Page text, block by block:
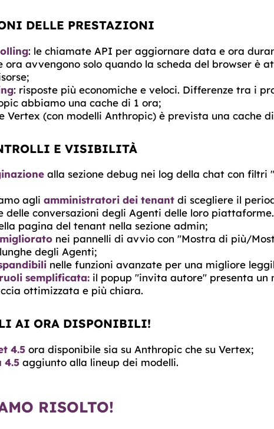
DELLE PRESTAZIONI
: le chiamate API per aggiornare data e ora
ora avvengono solo quando la scheda del browser è
: risposte più economiche e veloci. Differenze tra i
abbiamo una cache di 1 ora;
Vertex (con modelli Anthropic) è prevista una cache
E VISIBILITÀ
alla sezione debug nei log della chat con filtri
agli amministratori dei tenant di scegliere il
delle conversazioni degli Agenti delle loro
pagina del tenant nella sezione admin;
nei pannelli di avvio con "Mostra di più/
degli Agenti;
nelle funzioni avanzate per una migliore
semplificata: il popup "invita autore" presenta un
ottimizzata e più chiara.
AI ORA DISPONIBILI!
4.5 ora disponibile sia su Anthropic che su Vertex;
4.5 aggiunto alla lineup dei modelli.
RISOLTO!